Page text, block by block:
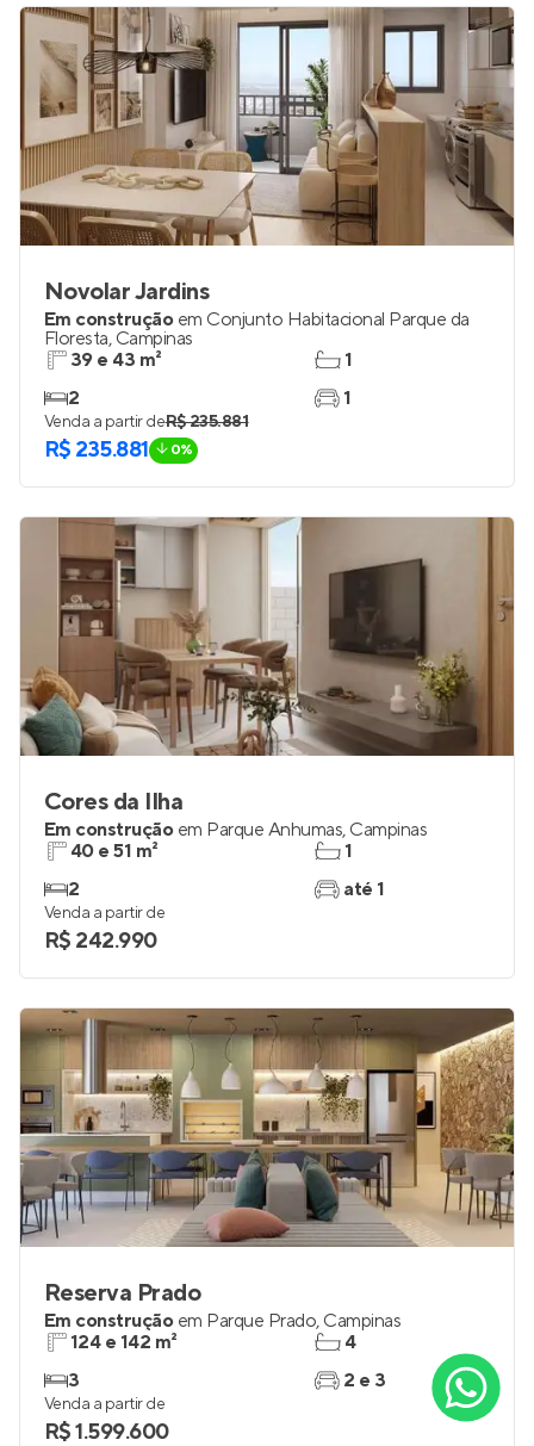
Novolar Jardins
Em construção em Conjunto Habitacional Parque da
Floresta, Campinas
39 e 43 m²
2
1
1
Venda a partir deR$ 235.881
R$ 235.881 0%
Cores da Ilha
Em construção em Parque Anhumas, Campinas
40 e 51 m²
2
1
até 1
Venda a partir de
R$ 242.990
Reserva Prado
Em construção em Parque Prado, Campinas
124 e 142 m²
3
4
2 e 3
Venda a partir de
R$ 1.599.600